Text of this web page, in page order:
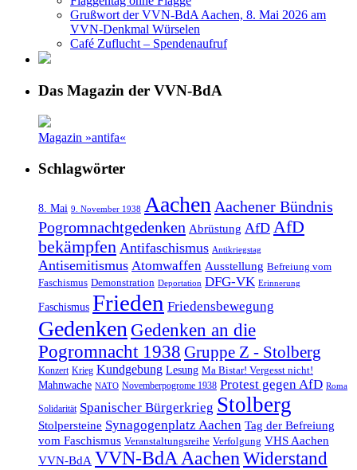
Grußwort der VVN-BdA Aachen, 8. Mai 2026 am
VVN-Denkmal Würselen
Café Zuflucht – Spendenaufruf
Das Magazin der VVN-BdA
Magazin »antifa«
Schlagwörter
8. Mai 9. November 1938 Aachen Aachener Bündnis
Pogromnachtgedenken Abrüstung AfD AfD
bekämpfen Antifaschismus Antikriegstag
Antisemitismus Atomwaffen Ausstellung Befreiung vom
Faschismus Demonstration Deportation DFG-VK Erinnerung
Faschismus Frieden Friedensbewegung
Gedenken Gedenken an die
Pogromnacht 1938 Gruppe Z - Stolberg
Konzert Krieg Kundgebung Lesung Ma Bistar! Vergesst nicht!
Mahnwache NATO Novemberpogrome 1938 Protest gegen AfD Roma
Solidarität Spanischer Bürgerkrieg Stolberg
Stolpersteine Synagogenplatz Aachen Tag der Befreiung
vom Faschismus Veranstaltungsreihe Verfolgung VHS Aachen
VVN-BdA VVN-BdA AachenWiderstand